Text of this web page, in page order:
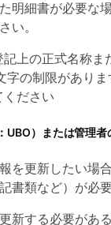
明細書が必要な
い。
上の正式名称ま
字の制限があり
ください
UBO）または管理者
を更新したい場合
書類など）が必要
新する必要がある